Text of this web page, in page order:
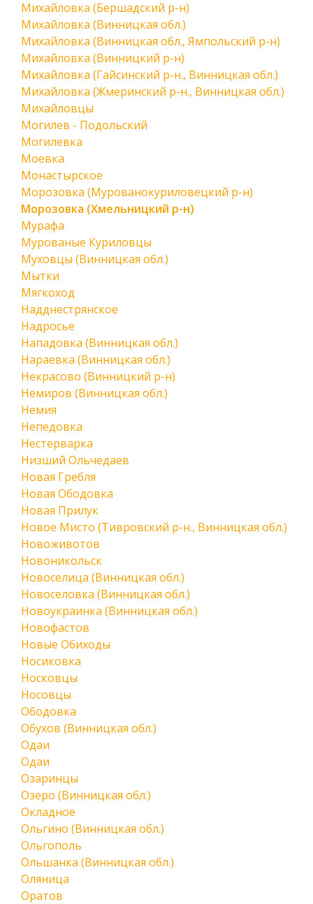
Михайловка (Бершадский р-н)
Михайловка (Винницкая обл.)
Михайловка (Винницкая обл., Ямпольский р-н)
Михайловка (Винницкий р-н)
Михайловка (Гайсинский р-н., Винницкая обл.)
Михайловка (Жмеринский р-н., Винницкая обл.)
Михайловцы
Могилев - Подольский
Могилевка
Моевка
Монастырское
Морозовка (Мурованокуриловецкий р-н)
Морозовка (Хмельницкий р-н)
Мурафа
Мурованые Куриловцы
Муховцы (Винницкая обл.)
Мытки
Мягкоход
Надднестрянское
Надросье
Нападовка (Винницкая обл.)
Нараевка (Винницкая обл.)
Некрасово (Винницкий р-н)
Немиров (Винницкая обл.)
Немия
Непедовка
Нестерварка
Низший Ольчедаев
Новая Гребля
Новая Ободовка
Новая Прилук
Новое Мисто (Тивровский р-н., Винницкая обл.)
Новоживотов
Новоникольск
Новоселица (Винницкая обл.)
Новоселовка (Винницкая обл.)
Новоукраинка (Винницкая обл.)
Новофастов
Новые Обиходы
Носиковка
Носковцы
Носовцы
Ободовка
Обухов (Винницкая обл.)
Одаи
Одаи
Озаринцы
Озеро (Винницкая обл.)
Окладное
Ольгино (Винницкая обл.)
Ольгополь
Ольшанка (Винницкая обл.)
Оляница
Оратов